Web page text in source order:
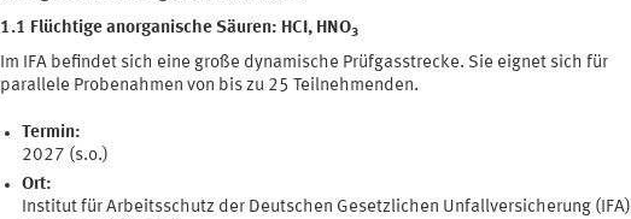
1.1 Flüchtige anorganische Säuren: HCI, HNO3
Im IFA befindet sich eine große dynamische Prüfgasstrecke. Sie eignet sich für
parallele Probenahmen von bis zu 25 Teilnehmenden.
Termin:
2027 (s.o.)
Ort:
Institut für Arbeitsschutz der Deutschen Gesetzlichen Unfallversicherung (IFA)